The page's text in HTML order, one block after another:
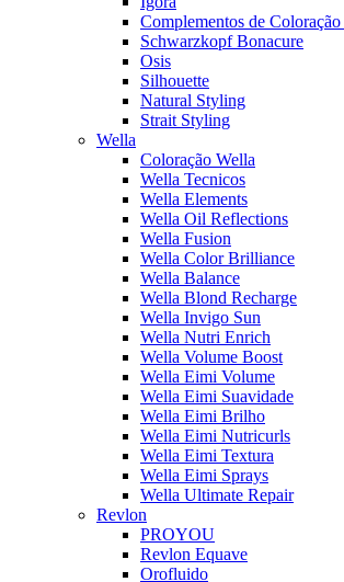
Complementos de
Schwarzkopf Bonacure
Osis
Silhouette
Natural Styling
Strait Styling
Wella
Coloração Wella
Wella Tecnicos
Wella Elements
Wella Oil Reflections
Wella Fusion
Wella Color Brilliance
Wella Balance
Wella Blond Recharge
Wella Invigo Sun
Wella Nutri Enrich
Wella Volume Boost
Wella Eimi Volume
Wella Eimi Suavidade
Wella Eimi Brilho
Wella Eimi Nutricurls
Wella Eimi Textura
Wella Eimi Sprays
Wella Ultimate Repair
Revlon
PROYOU
Revlon Equave
Orofluido